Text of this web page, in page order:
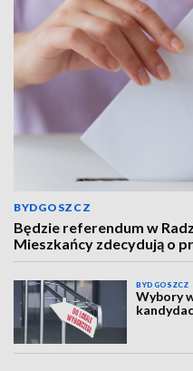
BYDGOSZCZ
Będzie referendum w
Mieszkańcy zdecydują o
BYDGOSZCZ
Wybory